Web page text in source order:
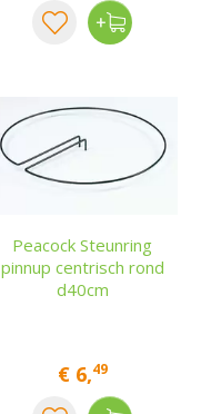
Peacock Steunring
pinnup centrisch rond
d40cm
€ 6,49